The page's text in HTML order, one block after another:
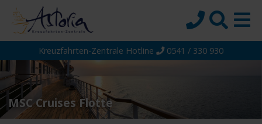
Startseite
Top-Angebote
Reiseziele
Themen
Kreuzfahrten-Zentrale Hotline 0541 / 330 930
MSC Cruises Flotte